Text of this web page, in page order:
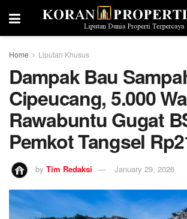
Home Liputan Khusus
Dampak Bau
Cipeucang, 5.000
Rawabuntu Gugat
Pemkot Tangsel
by Tim Redaksi January 29, 2026